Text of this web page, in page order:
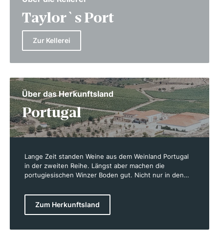
Taylor`s Port
Zur Kellerei
Über das Herkunftsland
Portugal
Lange Zeit standen Weine aus dem Weinland Portugal
in der zweiten Reihe. Längst aber machen die
portugiesischen Winzer Boden gut. Nicht nur in den
überall im Land großartige Weine, die man in der
lebendigen Barszene der beiden großen Städte
Entwicklungssprung wie kein anderes Land in Europa
Zum Herkunftsland